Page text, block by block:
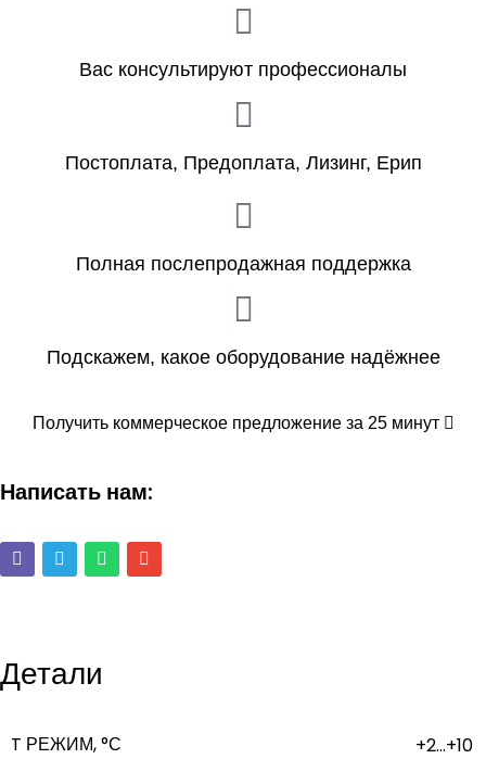
Вас консультируют профессионалы
Постоплата, Предоплата, Лизинг, Ерип
Полная послепродажная поддержка
Подскажем, какое оборудование надёжнее
Получить коммерческое предложение за 25 минут
Написать нам:
Детали
T РЕЖИМ, °С +2...+10